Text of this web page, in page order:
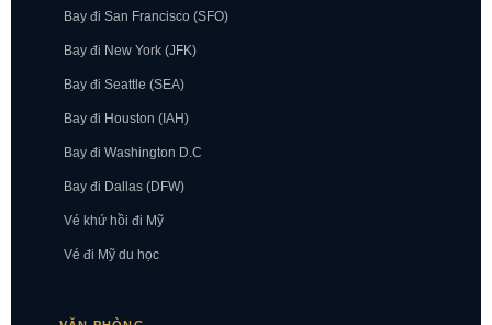
Bay đi San Francisco (SFO)
Bay đi New York (JFK)
Bay đi Seattle (SEA)
Bay đi Houston (IAH)
Bay đi Washington D.C
Bay đi Dallas (DFW)
Vé khứ hồi đi Mỹ
Vé đi Mỹ du học